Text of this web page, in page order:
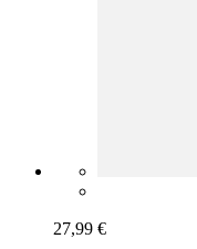
27,99 €